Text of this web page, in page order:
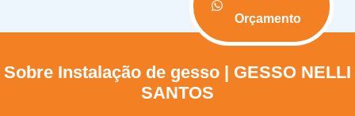
Orçamento
Sobre Instalação de gesso | GESSO NELLI
SANTOS